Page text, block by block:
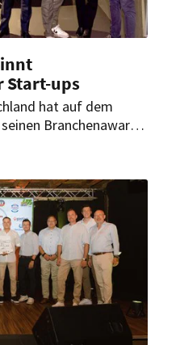
Start-ups
hat auf dem
Branchenaward